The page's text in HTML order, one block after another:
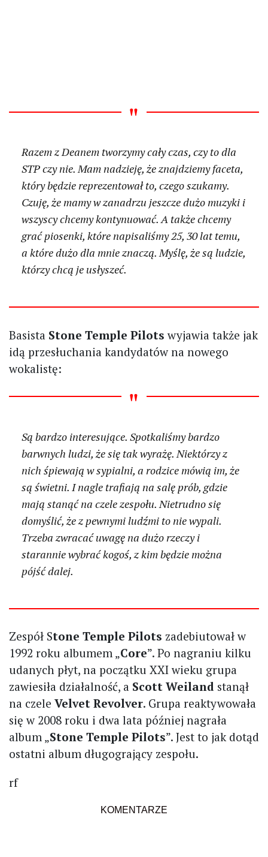
Razem z Deanem tworzymy cały czas, czy to dla
STP czy nie. Mam nadzieję, że znajdziemy faceta,
który będzie reprezentował to, czego szukamy.
Czuję, że mamy w zanadrzu jeszcze dużo muzyki i
wszyscy chcemy kontynuować. A także chcemy
grać piosenki, które napisaliśmy 25, 30 lat temu,
a które dużo dla mnie znaczą. Myślę, że są ludzie,
którzy chcą je usłyszeć.
Basista Stone Temple Pilots wyjawia także jak
idą przesłuchania kandydatów na nowego
wokalistę:
Są bardzo interesujące. Spotkaliśmy bardzo
barwnych ludzi, że się tak wyrażę. Niektórzy z
nich śpiewają w sypialni, a rodzice mówią im, że
są świetni. I nagle trafiają na salę prób, gdzie
mają stanąć na czele zespołu. Nietrudno się
domyślić, że z pewnymi ludźmi to nie wypali.
Trzeba zwracać uwagę na dużo rzeczy i
starannie wybrać kogoś, z kim będzie można
pójść dalej.
Zespół Stone Temple Pilots zadebiutował w
1992 roku albumem „Core”. Po nagraniu kilku
udanych płyt, na początku XXI wieku grupa
zawiesiła działalność, a Scott Weiland stanął
na czele Velvet Revolver. Grupa reaktywowała
się w 2008 roku i dwa lata później nagrała
album „Stone Temple Pilots”. Jest to jak dotąd
ostatni album długogrający zespołu.
rf
KOMENTARZE